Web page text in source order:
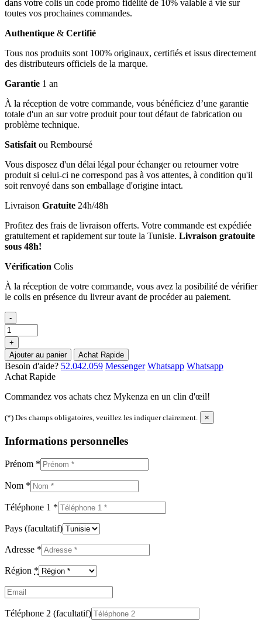
dans votre colis un code promo fidélité de 10% valable à vie sur
toutes vos prochaines commandes.
Authentique & Certifié
Tous nos produits sont 100% originaux, certifiés et issus directement
des distributeurs officiels de la marque.
Garantie 1 an
À la réception de votre commande, vous bénéficiez d’une garantie
totale d'un an sur votre produit pour tout défaut de fabrication ou
problème technique.
Satisfait ou Remboursé
Vous disposez d'un délai légal pour échanger ou retourner votre
produit si celui-ci ne correspond pas à vos attentes, à condition qu'il
soit renvoyé dans son emballage d'origine intact.
Livraison Gratuite 24h/48h
Profitez des frais de livraison offerts. Votre commande est expédiée
gratuitement et rapidement sur toute la Tunisie. Livraison gratouite
sous 48h!
Vérification Colis
À la réception de votre commande, vous avez la posibilité de vérifier
le colis en présence du livreur avant de procéder au paiement.
-
+
Ajouter au panier
Achat Rapide
Besoin d'aide? 52.042.059 Messenger Whatsapp Whatsapp
Achat Rapide
Commandez vos achats chez Mykenza en un clin d'œil!
(*) Des champs obligatoires, veuillez les indiquer clairement. ×
Informations personnelles
Prénom *
Nom *
Téléphone 1 *
Pays (facultatif)
Adresse *
Région *
Email
Téléphone 2 (facultatif)